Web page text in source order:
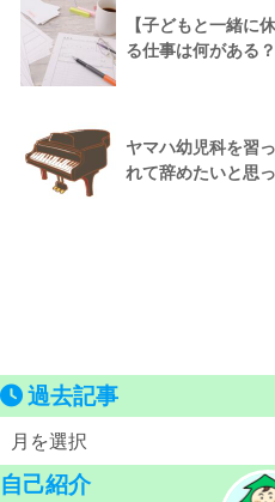
【子どもと一緒に
る仕事は何がある
ヤマハ幼児科を習
れて辞めたいと思
過去記事
自己紹介